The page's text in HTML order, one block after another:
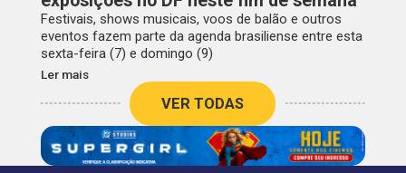
Festivais, shows musicais, voos de balão e outros
eventos fazem parte da agenda brasiliense entre esta
sexta-feira (7) e domingo (9)
Ler mais
VER TODAS